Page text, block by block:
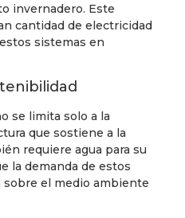
invernadero. Este
cantidad de electricidad
sistemas en
se limita solo a la
que sostiene a la
requiere agua para su
la demanda de estos
el medio ambiente